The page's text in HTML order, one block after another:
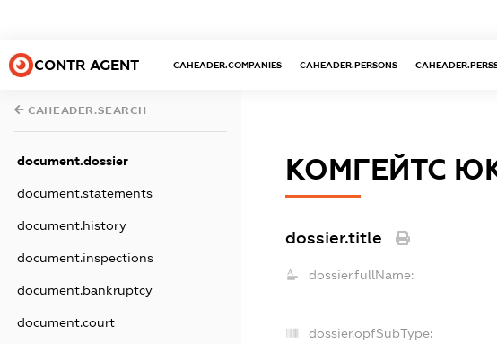
CONTR AGENT CAHEADER.COMPANIES CAHEADER.PERSONS
CAHEADER.SEARCH
document.dossier
document.statements
document.history
document.inspections
document.bankruptcy
document.court
КОМГЕЙТС
dossier.title
dossier.fullName:
dossier.opfSubType: